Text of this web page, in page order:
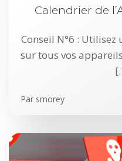
Calendrier de
Conseil N°6 : Utilisez
sur tous vos
Par smorey